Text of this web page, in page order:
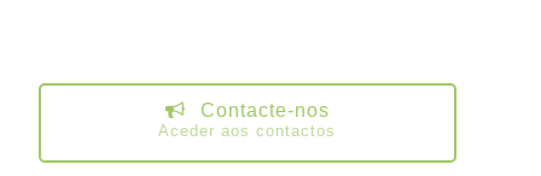
Contacte-nos
Aceder aos contactos